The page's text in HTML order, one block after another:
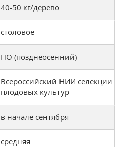
40-50 кг/дерево
столовое
ПО (позднеосенний)
Всероссийский НИИ селекции
плодовых культур
в начале сентября
средняя